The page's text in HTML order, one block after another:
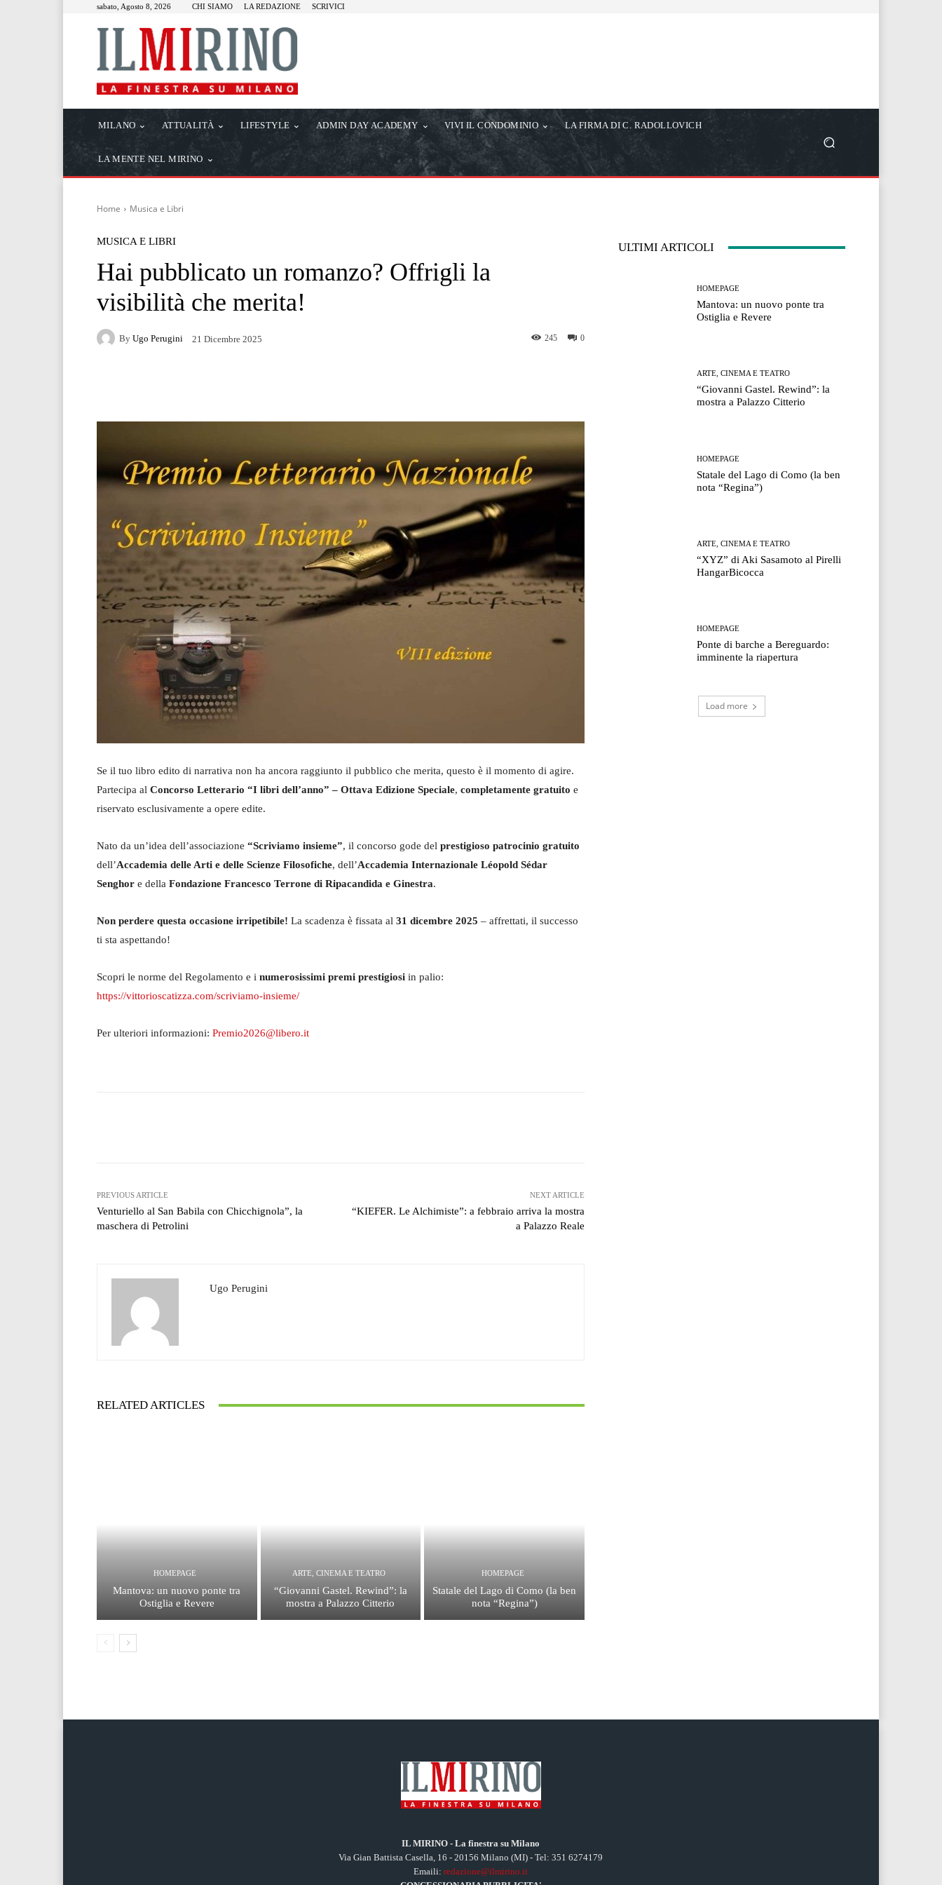
sabato, Agosto 8, 2026 CHI SIAMO LA REDAZIONE SCRIVICI
MILANO ATTUALITÀ LIFESTYLE ADMIN DAY ACADEMY VIVI IL CONDOMINIO LA FIRMA DI C. RADOLLOVICH
LA MENTE NEL MIRINO
Home Musica e Libri
MUSICA E LIBRI
Hai pubblicato un romanzo? Offrigli la
visibilità che merita!
By Ugo Perugini 21 Dicembre 2025 0
245
Se il tuo libro edito di narrativa non ha ancora raggiunto il pubblico che merita, questo è il momento di agire.
Partecipa al Concorso Letterario “I libri dell’anno” – Ottava Edizione Speciale, completamente gratuito e
riservato esclusivamente a opere edite.
Nato da un’idea dell’associazione “Scriviamo insieme”, il concorso gode del prestigioso patrocinio gratuito
dell’Accademia delle Arti e delle Scienze Filosofiche, dell’Accademia Internazionale Léopold Sédar
Senghor e della Fondazione Francesco Terrone di Ripacandida e Ginestra.
Non perdere questa occasione irripetibile! La scadenza è fissata al 31 dicembre 2025 – affrettati, il successo
ti sta aspettando!
Scopri le norme del Regolamento e i numerosissimi premi prestigiosi in palio:
https://vittorioscatizza.com/scriviamo-insieme/
Per ulteriori informazioni: Premio2026@libero.it
PREVIOUS ARTICLE
Venturiello al San Babila con Chicchignola”, la
maschera di Petrolini
NEXT ARTICLE
“KIEFER. Le Alchimiste”: a febbraio arriva la mostra
a Palazzo Reale
Ugo Perugini
RELATED ARTICLES
HOMEPAGE
Mantova: un nuovo ponte tra
Ostiglia e Revere
ARTE, CINEMA E TEATRO
“Giovanni Gastel. Rewind”: la
mostra a Palazzo Citterio
HOMEPAGE
Statale del Lago di Como (la ben
nota “Regina”)
ULTIMI ARTICOLI
HOMEPAGE
Mantova: un nuovo ponte tra
Ostiglia e Revere
ARTE, CINEMA E TEATRO
“Giovanni Gastel. Rewind”: la
mostra a Palazzo Citterio
HOMEPAGE
Statale del Lago di Como (la ben
nota “Regina”)
ARTE, CINEMA E TEATRO
“XYZ” di Aki Sasamoto al Pirelli
HangarBicocca
HOMEPAGE
Ponte di barche a Bereguardo:
imminente la riapertura
Load more
IL MIRINO - La finestra su Milano
Via Gian Battista Casella, 16 - 20156 Milano (MI) - Tel: 351 6274179
Emaili:redazione@ilmirino.it